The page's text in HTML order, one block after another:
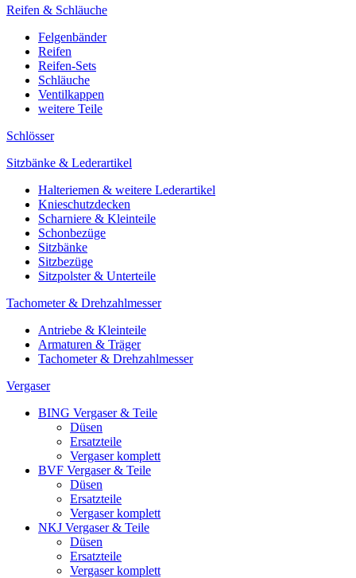
Reifen & Schläuche
Felgenbänder
Reifen
Reifen-Sets
Schläuche
Ventilkappen
weitere Teile
Schlösser
Sitzbänke & Lederartikel
Halteriemen & weitere Lederartikel
Knieschutzdecken
Scharniere & Kleinteile
Schonbezüge
Sitzbänke
Sitzbezüge
Sitzpolster & Unterteile
Tachometer & Drehzahlmesser
Antriebe & Kleinteile
Armaturen & Träger
Tachometer & Drehzahlmesser
Vergaser
BING Vergaser & Teile
Düsen
Ersatzteile
Vergaser komplett
BVF Vergaser & Teile
Düsen
Ersatzteile
Vergaser komplett
NKJ Vergaser & Teile
Düsen
Ersatzteile
Vergaser komplett